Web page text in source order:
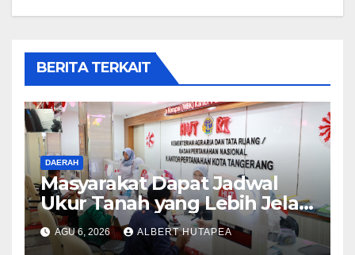
BERITA TERKAIT
DAERAH
Masyarakat Dapat Jadwal
Ukur Tanah yang Lebih Jelas
Berkat Layanan Pengukuran
Terjadwal
AGU 6, 2026 ALBERT HUTAPEA